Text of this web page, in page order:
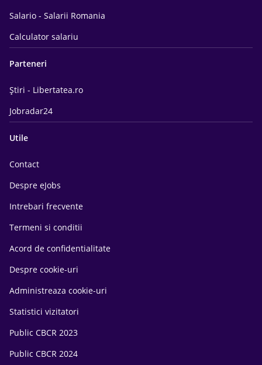
Salario - Salarii Romania
Calculator salariu
Parteneri
Știri - Libertatea.ro
Jobradar24
Utile
Contact
Despre eJobs
Intrebari frecvente
Termeni si conditii
Acord de confidentialitate
Despre cookie-uri
Administreaza cookie-uri
Statistici vizitatori
Public CBCR 2023
Public CBCR 2024